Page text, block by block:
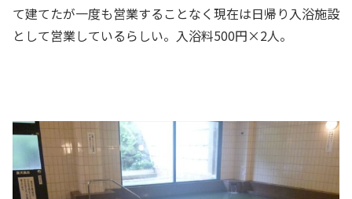
て建てたが一度も営業することなく現在は日帰り入浴施設
として営業しているらしい。入浴料500円×2人。